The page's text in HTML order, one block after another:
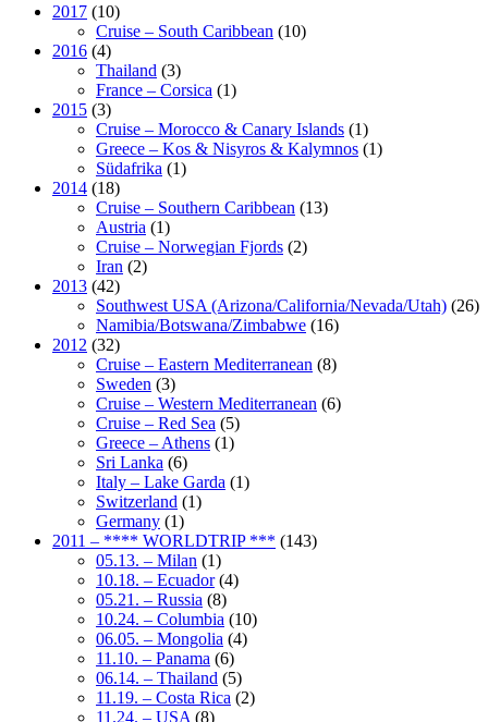
2017 (10)
Cruise – South Caribbean (10)
2016 (4)
Thailand (3)
France – Corsica (1)
2015 (3)
Cruise – Morocco & Canary Islands (1)
Greece – Kos & Nisyros & Kalymnos (1)
Südafrika (1)
2014 (18)
Cruise – Southern Caribbean (13)
Austria (1)
Cruise – Norwegian Fjords (2)
Iran (2)
2013 (42)
Southwest USA (Arizona/California/Nevada/Utah) (26)
Namibia/Botswana/Zimbabwe (16)
2012 (32)
Cruise – Eastern Mediterranean (8)
Sweden (3)
Cruise – Western Mediterranean (6)
Cruise – Red Sea (5)
Greece – Athens (1)
Sri Lanka (6)
Italy – Lake Garda (1)
Switzerland (1)
Germany (1)
2011 – **** WORLDTRIP *** (143)
05.13. – Milan (1)
10.18. – Ecuador(4)
05.21. – Russia (8)
10.24. – Columbia (10)
06.05. – Mongolia (4)
11.10. – Panama (6)
06.14. – Thailand (5)
11.19. – Costa Rica (2)
11.24. – USA (8)